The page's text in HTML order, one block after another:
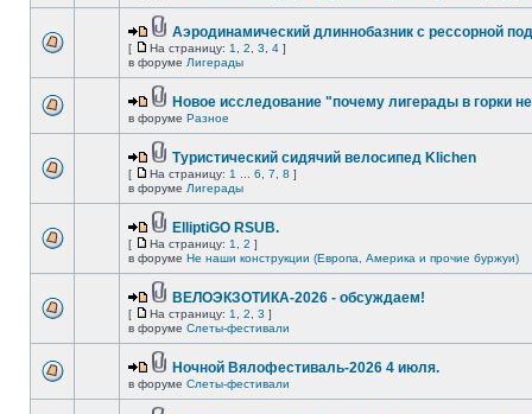
Аэродинамический длиннобазник с рессорной
[ На страницу: 1 2 3 4 ]
в форуме Лигерады
Новое исследование "почему лигерады в горки
в форуме Разное
Туристический сидячий велосипед Klichen
[ На страницу: 1 6 7 8 ]
в форуме Лигерады
ElliptiGO RSUB.
[ На страницу: 1 2 ]
в форуме Не наши конструкции (Европа, Америка и прочие буржуи)
ВЕЛОЭКЗОТИКА-2026 - обсуждаем!
[ На страницу: 1 2 3 ]
в форуме Слеты-фестивали
Ночной Вялофестиваль-2026 4 июля.
в форуме Слеты-фестивали